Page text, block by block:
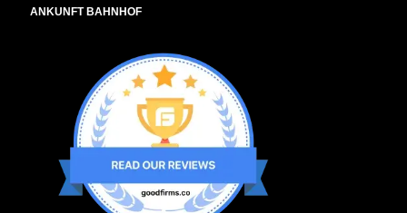
ANKUNFT BAHNHOF